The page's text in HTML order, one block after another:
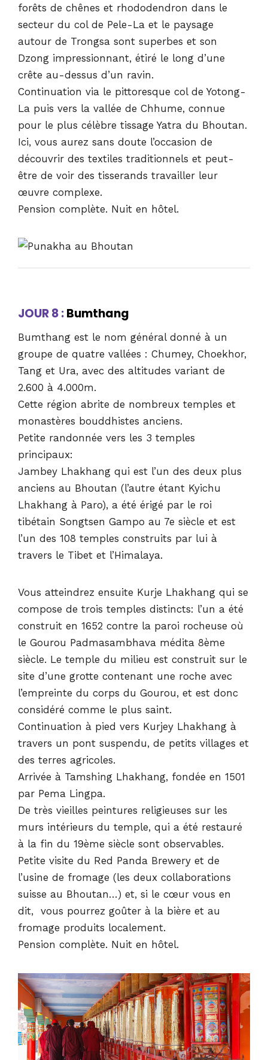
forêts de chênes et rhododendron dans le
secteur du col de Pele-La et le paysage
autour de Trongsa sont superbes et son
Dzong impressionnant, étiré le long d’une
crête au-dessus d’un ravin.
Continuation via le pittoresque col de Yotong-
La puis vers la vallée de Chhume, connue
pour le plus célèbre tissage Yatra du Bhoutan.
Ici, vous aurez sans doute l’occasion de
découvrir des textiles traditionnels et peut-
être de voir des tisserands travailler leur
œuvre complexe.
Pension complète. Nuit en hôtel.
JOUR 8 :Bumthang
Bumthang est le nom général donné à un
groupe de quatre vallées : Chumey, Choekhor,
Tang et Ura, avec des altitudes variant de
2.600 à 4.000m.
Cette région abrite de nombreux temples et
monastères bouddhistes anciens.
Petite randonnée vers les 3 temples
principaux:
Jambey Lhakhang qui est l’un des deux plus
anciens au Bhoutan (l’autre étant Kyichu
Lhakhang à Paro), a été érigé par le roi
tibétain Songtsen Gampo au 7e siècle et est
l’un des 108 temples construits par lui à
travers le Tibet et l’Himalaya.
Vous atteindrez ensuite Kurje Lhakhang qui se
compose de trois temples distincts: l’un a été
construit en 1652 contre la paroi rocheuse où
le Gourou Padmasambhava médita 8ème
siècle. Le temple du milieu est construit sur le
site d’une grotte contenant une roche avec
l’empreinte du corps du Gourou, et est donc
considéré comme le plus saint.
Continuation à pied vers Kurjey Lhakhang à
travers un pont suspendu, de petits villages et
des terres agricoles.
Arrivée à Tamshing Lhakhang, fondée en 1501
par Pema Lingpa.
De très vieilles peintures religieuses sur les
murs intérieurs du temple, qui a été restauré
à la fin du 19ème siècle sont observables.
Petite visite du Red Panda Brewery et de
l’usine de fromage (les deux collaborations
suisse au Bhoutan…) et, si le cœur vous en
dit, vous pourrez goûter à la bière et au
fromage produits localement.
Pension complète. Nuit en hôtel.